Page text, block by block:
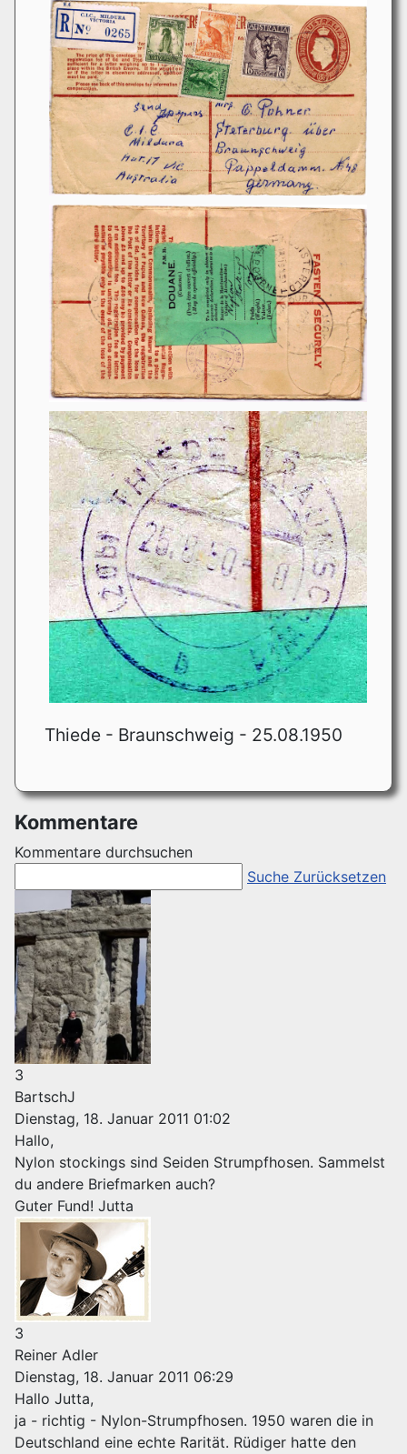
Thiede - Braunschweig - 25.08.1950
Kommentare
Kommentare durchsuchen
Suche Zurücksetzen
3
BartschJ
Dienstag, 18. Januar 2011 01:02
Hallo,
Nylon stockings sind Seiden Strumpfhosen. Sammelst
du andere Briefmarken auch?
Guter Fund! Jutta
3
Reiner Adler
Dienstag, 18. Januar 2011 06:29
Hallo Jutta,
ja - richtig - Nylon-Strumpfhosen. 1950 waren die in
Deutschland eine echte Rarität. Rüdiger hatte den